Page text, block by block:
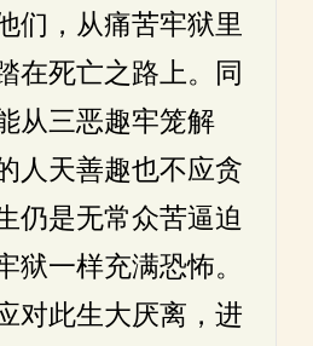
们，从痛苦牢狱里
在死亡之路上。同
从三恶趣牢笼解
人天善趣也不应贪
仍是无常众苦逼迫
狱一样充满恐怖。
对此生大厌离，进